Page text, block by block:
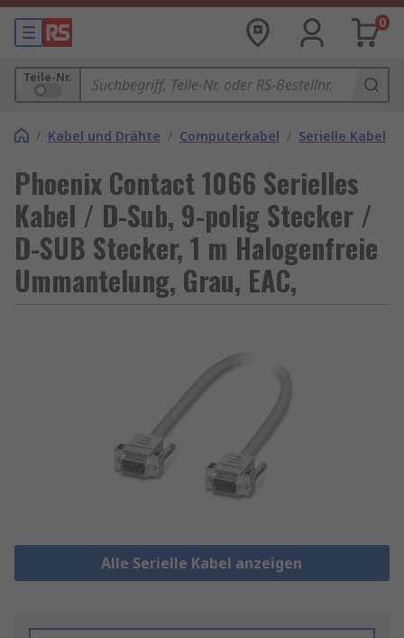
0
Teile-Nr.
/ Kabel und Drähte / Computerkabel / Serielle Kabel
Phoenix Contact 1066 Serielles
Kabel / D-Sub, 9-polig Stecker /
D-SUB Stecker, 1 m Halogenfreie
Ummantelung, Grau, EAC,
Alle Serielle Kabel anzeigen